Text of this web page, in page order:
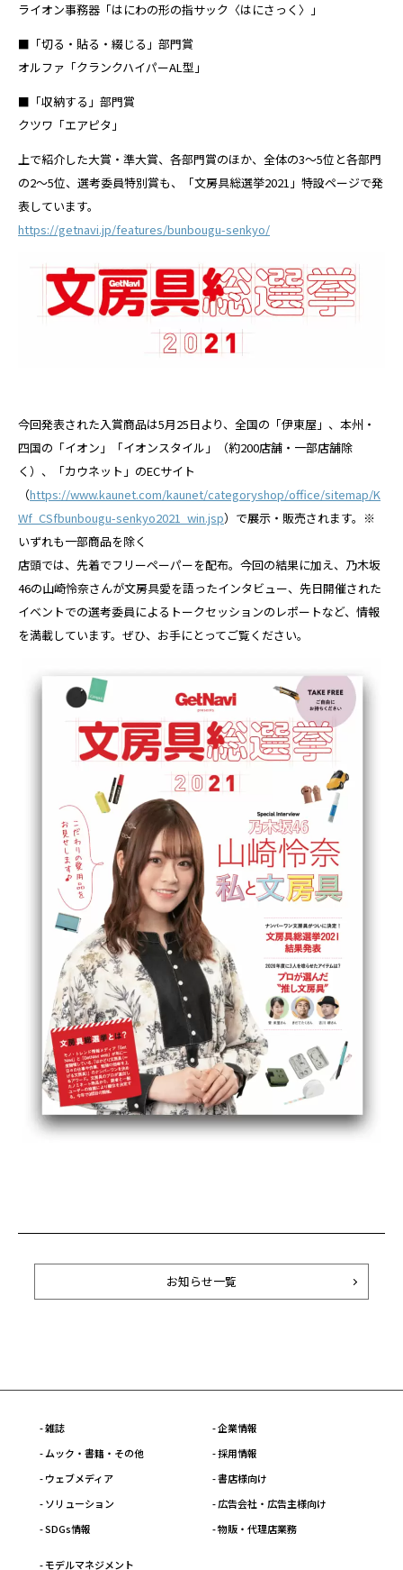
ライオン事務器「はにわの形の指サック〈はにさっく〉」
■「切る・貼る・綴じる」部門賞
オルファ「クランクハイパーAL型」
■「収納する」部門賞
クツワ「エアピタ」
上で紹介した大賞・準大賞、各部門賞のほか、全体の3〜5位と各部門
の2〜5位、選考委員特別賞も、「文房具総選挙2021」特設ページで発
表しています。
https://getnavi.jp/features/bunbougu-senkyo/
今回発表された入賞商品は5月25日より、全国の「伊東屋」、本州・
四国の「イオン」「イオンスタイル」（約200店舗・一部店舗除
く）、「カウネット」のECサイト
（https://www.kaunet.com/kaunet/categoryshop/office/sitemap/K
Wf_CSfbunbougu-senkyo2021_win.jsp）で展示・販売されます。※
いずれも一部商品を除く
店頭では、先着でフリーペーパーを配布。今回の結果に加え、乃木坂
46の山崎怜奈さんが文房具愛を語ったインタビュー、先日開催された
イベントでの選考委員によるトークセッションのレポートなど、情報
を満載しています。ぜひ、お手にとってご覧ください。
お知らせ一覧
- 雑誌
- ムック・書籍・その他
- ウェブメディア
- ソリューション
- SDGs情報
- 企業情報
- 採用情報
- 書店様向け
- 広告会社・広告主様向け
- 物販・代理店業務
- モデルマネジメント